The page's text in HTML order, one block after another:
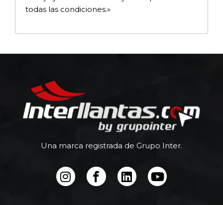
todas las condiciones.»
Una marca registrada de Grupo Inter.